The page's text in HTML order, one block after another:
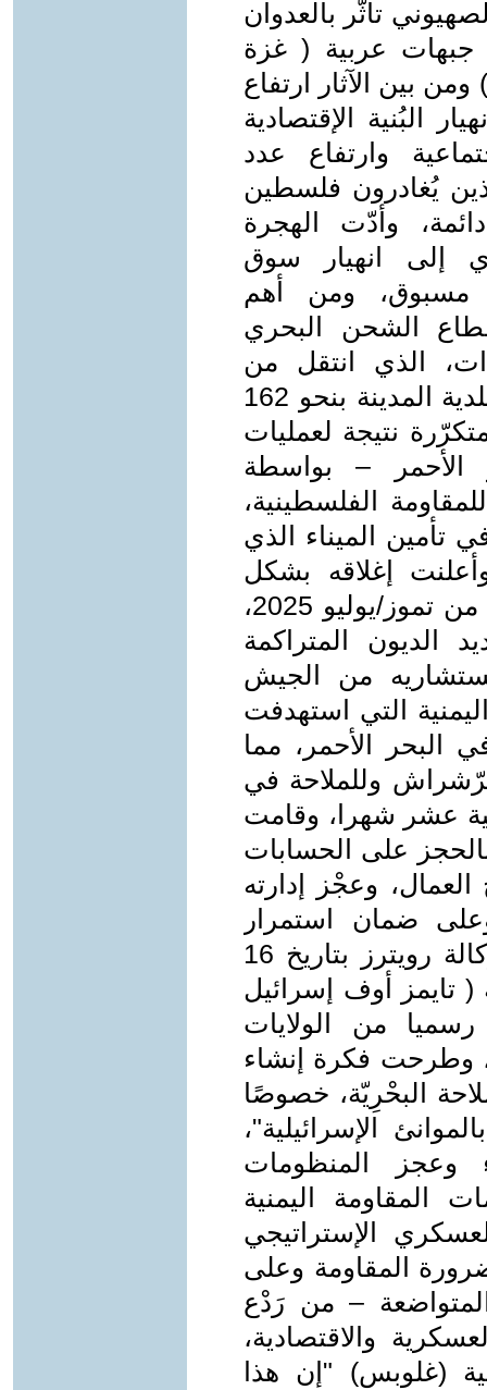
تأثّر بالعدوان
عربية ( غزة
بين الآثار ارتفاع
البُنية الإقتصادية
وارتفاع عدد
يُغادرون فلسطين
وأدّت الهجرة
إلى انهيار سوق
مسبوق، ومن أهم
الشحن البحري
الذي انتقل من
مؤسّسة مُرْبِحَة إلى مؤسسة مَدِينَة لبلدية المدينة بنحو 162
نتيجة لعمليات
الأحمر – بواسطة
الفلسطينية،
تأمين الميناء الذي
إغلاقه بشكل
كامل، اعتبارا من يوم الأحد العشرين من تموز/يوليو 2025،
الديون المتراكمة
من الجيش
التي استهدفت
البحر الأحمر، مما
وللملاحة في
عشر شهرا، وقامت
على الحسابات
وعجْز إدارته
ضمان استمرار
العمليات اللوجستية والإدارية وفق وكالة رويترز بتاريخ 16
صحيفة ( تايمز أوف إسرائيل
من الولايات
وطرحت فكرة إنشاء
البحْرِيّة، خصوصًا
الإسرائيلية"،
وعجز المنظومات
المقاومة اليمنية
الإستراتيجي
المقاومة وعلى
المتواضعة – من رَدْع
والاقتصادية،
(غلوبس) "إن هذا